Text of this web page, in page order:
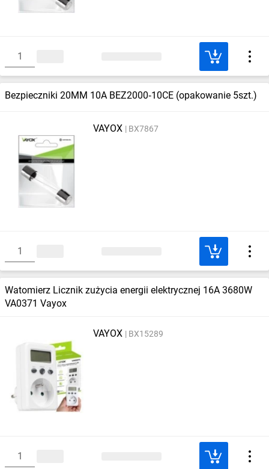
Bezpieczniki 20MM 10A BEZ2000‑10CE (opakowanie 5szt.)
VAYOX BX7867
Watomierz Licznik zużycia energii elektrycznej 16A 3680W
VA0371 Vayox
VAYOX BX15289